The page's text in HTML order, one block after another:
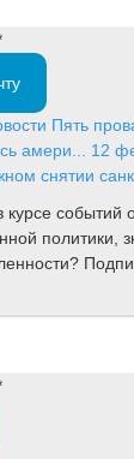
Пять
амери... 12
снятии
курсе событий
политики,